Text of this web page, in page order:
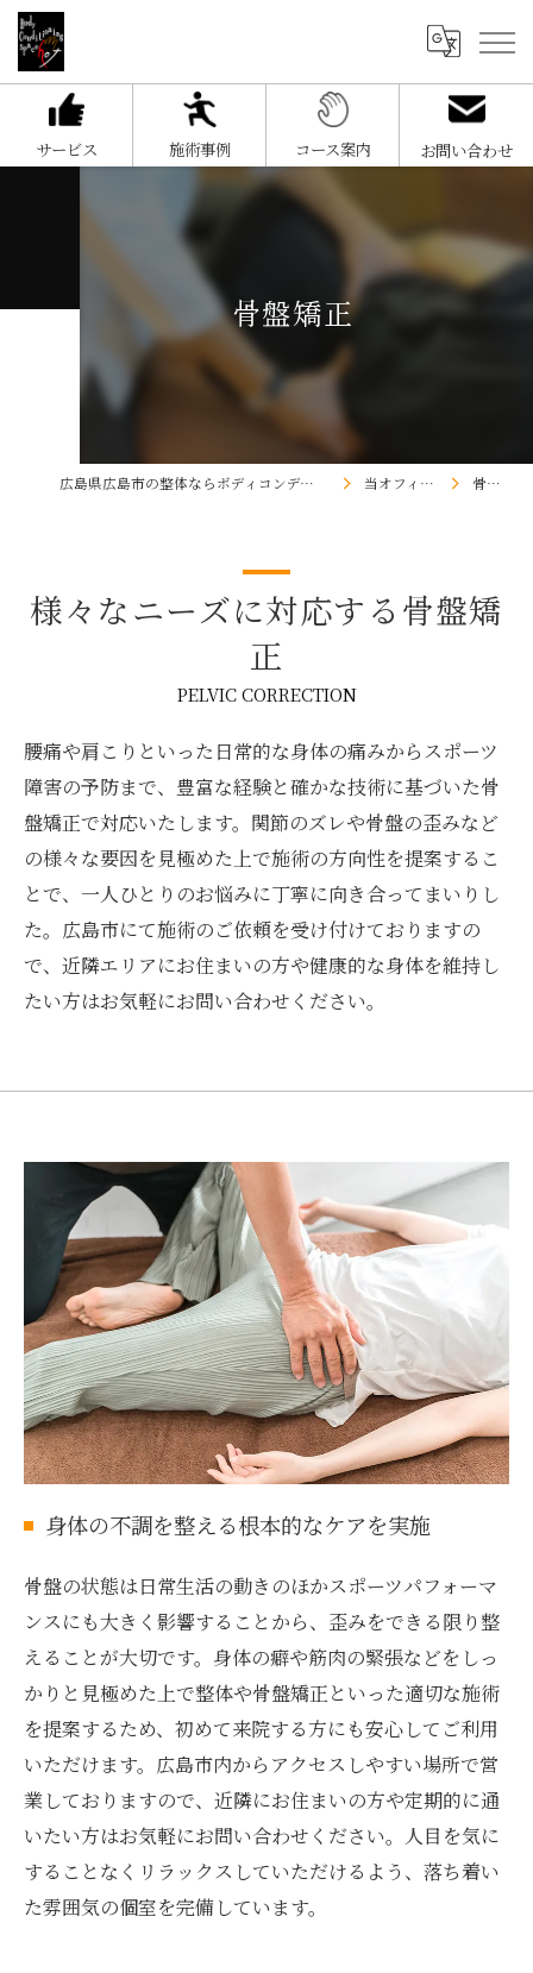
サービス 施術事例 コース案内 お問い合わせ
骨盤矯正
広島県広島市の整体ならボディコンディショニングスペースHOT 当オフィスの特徴 骨盤矯正
様々なニーズに対応する骨盤矯
正
PELVIC CORRECTION
腰痛や肩こりといった日常的な身体の痛みからスポーツ
障害の予防まで、豊富な経験と確かな技術に基づいた骨
盤矯正で対応いたします。関節のズレや骨盤の歪みなど
の様々な要因を見極めた上で施術の方向性を提案するこ
とで、一人ひとりのお悩みに丁寧に向き合ってまいりし
た。広島市にて施術のご依頼を受け付けておりますの
で、近隣エリアにお住まいの方や健康的な身体を維持し
たい方はお気軽にお問い合わせください。
身体の不調を整える根本的なケアを実施
骨盤の状態は日常生活の動きのほかスポーツパフォーマ
ンスにも大きく影響することから、歪みをできる限り整
えることが大切です。身体の癖や筋肉の緊張などをしっ
かりと見極めた上で整体や骨盤矯正といった適切な施術
を提案するため、初めて来院する方にも安心してご利用
いただけます。広島市内からアクセスしやすい場所で営
業しておりますので、近隣にお住まいの方や定期的に通
いたい方はお気軽にお問い合わせください。人目を気に
することなくリラックスしていただけるよう、落ち着い
た雰囲気の個室を完備しています。